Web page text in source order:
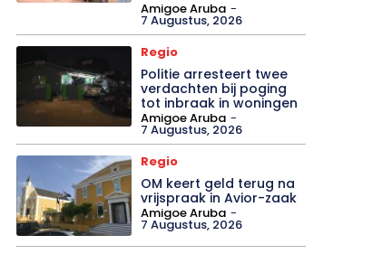
Amigoe Aruba -
7 Augustus, 2026
Regio
Politie arresteert twee
verdachten bij poging
tot inbraak in woningen
Amigoe Aruba -
7 Augustus, 2026
Regio
OM keert geld terug na
vrijspraak in Avior-zaak
Amigoe Aruba -
7 Augustus, 2026